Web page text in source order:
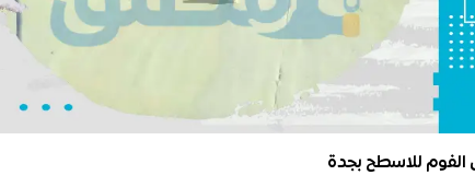
الفوم للاسطح بجدة